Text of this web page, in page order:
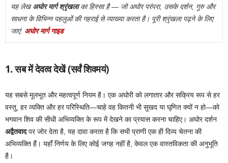
यह लेखअघोर मार्ग श्रृंखलाका हिस्सा है — जो अघोर परंपरा, उसके दर्शन, गुरु और
साधना के विभिन्न पहलुओं की गहराई से व्याख्या करता है। पूरी श्रृंखला पढ़ने के लिए
जाएं: अघोर मार्ग गाइड
1. सब में देवत्व देखें (सर्वं शिवमयं)
यह सबसे मूलभूत और महत्वपूर्ण नियम है। एक अघोरी को लगातार और सक्रिय रूप से हर
वस्तु, हर व्यक्ति और हर परिस्थिति—चाहे वह कितनी भी सुखद या घृणित क्यों न हो—को
भगवान शिव की सीधी अभिव्यक्ति के रूप में देखने का प्रयास करना चाहिए। अघोर दर्शन
अद्वैतवादपर जोर देता है, यह दावा करता है कि सभी प्राणी एक ही दिव्य चेतना की
अभिव्यक्ति हैं। यहाँ निर्णय के लिए कोई जगह नहीं है, केवल एक वास्तविकता की अनुभूति
है।